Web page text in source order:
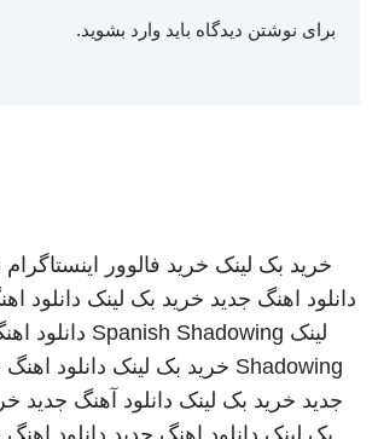
برای نوشتن دیدگاه باید وارد بشوید.
خرید بک لینک خرید فالوور اینستاگرام
دانلود اهنگ جدید خرید بک لینک دانلود
لینک Spanish Shadowing دانلود
Shadowing خرید بک لینک دانلود
جدید خرید بک لینک دانلود آهنگ جدید
بک لینک دانلود اهنگ جدید دانلود اهنگ